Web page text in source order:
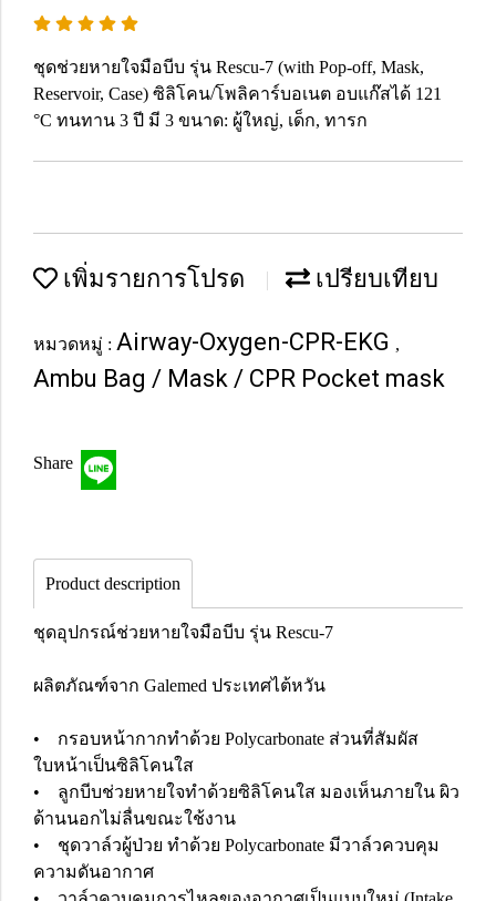
ชุดช่วยหายใจมือบีบ รุ่น Rescu-7 (with Pop-off, Mask,
Reservoir, Case) ซิลิโคน/โพลิคาร์บอเนต อบแก๊สได้ 121
°C ทนทาน 3 ปี มี 3 ขนาด: ผู้ใหญ่, เด็ก, ทารก
เพิ่มรายการโปรด เปรียบเทียบ
หมวดหมู่ : Airway-Oxygen-CPR-EKG ,
Ambu Bag / Mask / CPR Pocket mask
Share
Product description
ชุดอุปกรณ์ช่วยหายใจมือบีบ รุ่น Rescu-7
ผลิตภัณฑ์จาก Galemed ประเทศไต้หวัน
• กรอบหน้ากากทำด้วย Polycarbonate ส่วนที่สัมผัส
ใบหน้าเป็นซิลิโคนใส
• ลูกบีบช่วยหายใจทำด้วยซิลิโคนใส มองเห็นภายใน ผิว
ด้านนอกไม่ลื่นขณะใช้งาน
• ชุดวาล์วผู้ป่วย ทำด้วย Polycarbonate มีวาล์วควบคุม
ความดันอากาศ